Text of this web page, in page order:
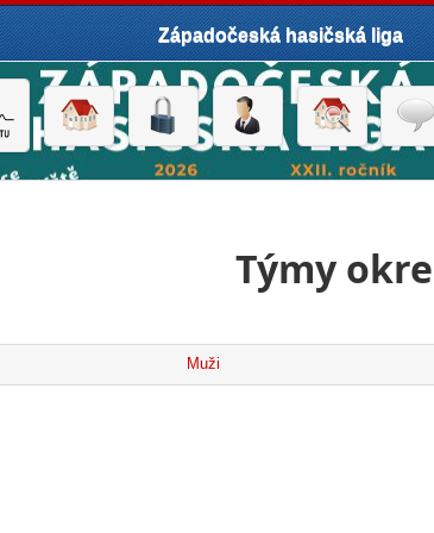
Západočeská hasičská liga
Týmy
Muži